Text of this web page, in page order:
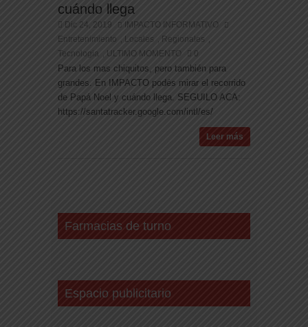
cuándo llega
Dic 24, 2019
IMPACTO INFORMATIVO
Entretenimiento
Locales Regionales
Tecnologia ULTIMO MOMENTO 0
Para los mas chiquitos, pero también para
grandes. En IMPACTO podés mirar el recorrido
de Papá Noel y cuándo llega. SEGUILO ACA:
https://santatracker.google.com/intl/es/
Leer más
Farmacias de turno
Espacio publicitario